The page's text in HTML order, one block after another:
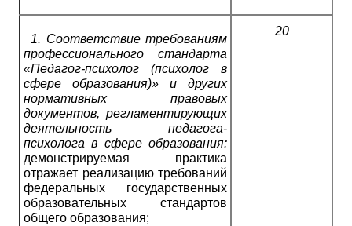
1. Соответствие требованиям
профессионального стандарта
«Педагог-психолог (психолог в
сфере образования)» и других
нормативных правовых
документов, регламентирующих
деятельность педагога-
психолога в сфере образования:
демонстрируемая практика
отражает реализацию требований
федеральных государственных
образовательных стандартов
общего образования;
20